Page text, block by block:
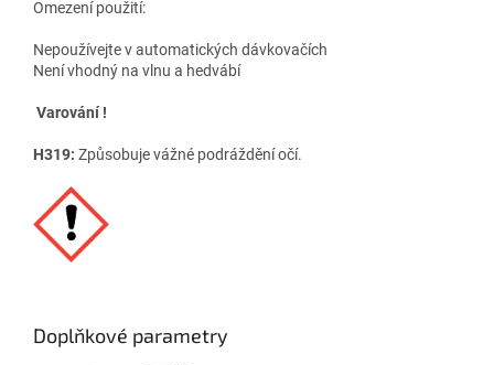
Omezení použití:
Nepoužívejte v automatických dávkovačích
Není vhodný na vlnu a hedvábí
Varování !
H319: Způsobuje vážné podráždění očí.
Doplňkové parametry